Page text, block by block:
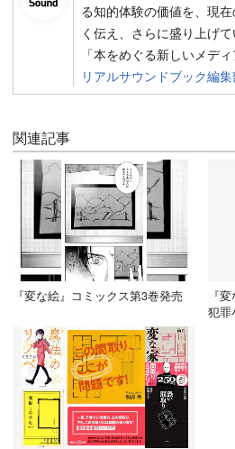
る知的体験の価値を、現
く伝え、さらに盛り上げ
「本をめぐる新しいメディ
リアルサウンドブック編
関連記事
『変な絵』コミックス第3巻発売
『
犯罪